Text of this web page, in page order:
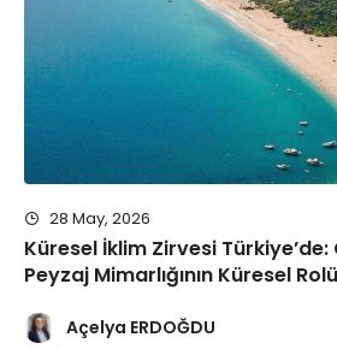
28 May, 2026
Küresel İklim Zirvesi
Peyzaj Mimarlığının Küresel Rolü
Açelya ERDOĞDU